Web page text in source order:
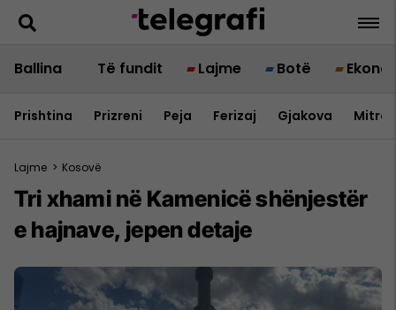
Ballina Të fundit Lajme Botë
Prishtina Prizreni Peja Ferizaj Gjakova
Lajme > Kosovë
Tri xhami në Kamenicë shënjestër
e hajnave, jepen detaje